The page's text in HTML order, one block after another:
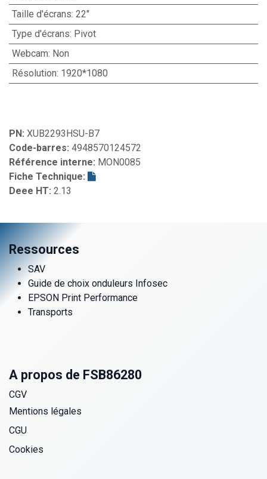
Taille d'écrans: 22"
Type d'écrans: Pivot
Webcam: Non
Résolution: 1920*1080
PN: XUB2293HSU-B7
Code-barres: 4948570124572
Référence interne: MON0085
Fiche Technique:
Deee HT: 2.13
Ressources
SAV
Guide de choix onduleurs Infosec
EPSON Print Performance
Transports
A propos de FSB86280
CGV
Mentions légales
CGU
Cookies